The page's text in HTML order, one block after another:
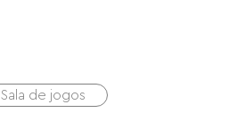
Sala de jogos